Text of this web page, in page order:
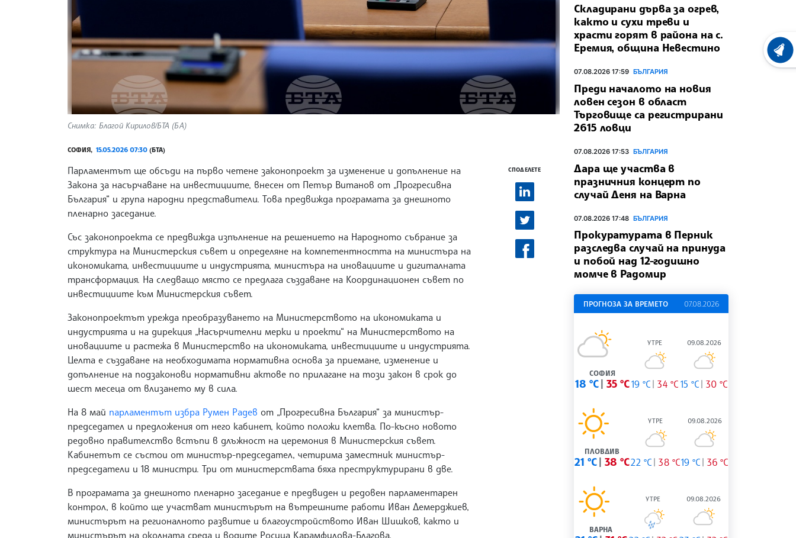
Снимка: Благой Кирилов/БТА (БА)
СОФИЯ, 15.05.2026 07:30 (БТА)
Парламентът ще обсъди на първо четене законопроект за изменение и допълнение на
Закона за насърчаване на инвестициите, внесен от Петър Витанов от „Прогресивна
България“ и група народни представители. Това предвижда програмата за днешното
пленарно заседание.
Със законопроекта се предвижда изпълнение на решението на Народното събрание за
структура на Министерския съвет и определяне на компетентността на министъра на
икономиката, инвестициите и индустрията, министъра на иновациите и дигиталната
трансформация. На следващо място се предлага създаване на Координационен съвет по
инвестициите към Министерския съвет.
Законопроектът урежда преобразуването на Министерството на икономиката и
индустрията и на дирекция „Насърчителни мерки и проекти“ на Министерството на
иновациите и растежа в Министерство на икономиката, инвестициите и индустрията.
Целта е създаване на необходимата нормативна основа за приемане, изменение и
допълнение на подзаконови нормативни актове по прилагане на този закон в срок до
шест месеца от влизането му в сила.
На 8 май парламентът избра Румен Радев от „Прогресивна България“ за министър-
председател и предложения от него кабинет, който положи клетва. По-късно новото
редовно правителство встъпи в длъжност на церемония в Министерския съвет.
Кабинетът се състои от министър-председател, четирима заместник министър-
председатели и 18 министри. Три от министерствата бяха преструктурирани в две.
В програмата за днешното пленарно заседание е предвиден и редовен парламентарен
контрол, в който ще участват министърът на вътрешните работи Иван Демерджиев,
министърът на регионалното развитие и благоустройството Иван Шишков, както и
министърът на околната среда и водите Росица Карамфилова-Благова.
СПОДЕЛЕТЕ
Складирани дърва за огрев,
както и сухи треви и
храсти горят в района на с.
Еремия, община Невестино
07.08.2026 17:59 БЪЛГАРИЯ
Преди началото на новия
ловен сезон в област
Търговище са регистрирани
2615 ловци
07.08.2026 17:53 БЪЛГАРИЯ
Дара ще участва в
празничния концерт по
случай Деня на Варна
07.08.2026 17:48 БЪЛГАРИЯ
Прокуратурата в Перник
разследва случай на принуда
и побой над 12-годишно
момче в Радомир
ПРОГНОЗА ЗА ВРЕМЕТО 07.08.2026
СОФИЯ
18 °C 35 °C
УТРЕ
19 °C 34 °C
09.08.2026
15 °C 30 °C
ПЛОВДИВ
21 °C 38 °C
УТРЕ
22 °C 38 °C
09.08.2026
19 °C 36 °C
ВАРНА
УТРЕ 09.08.2026